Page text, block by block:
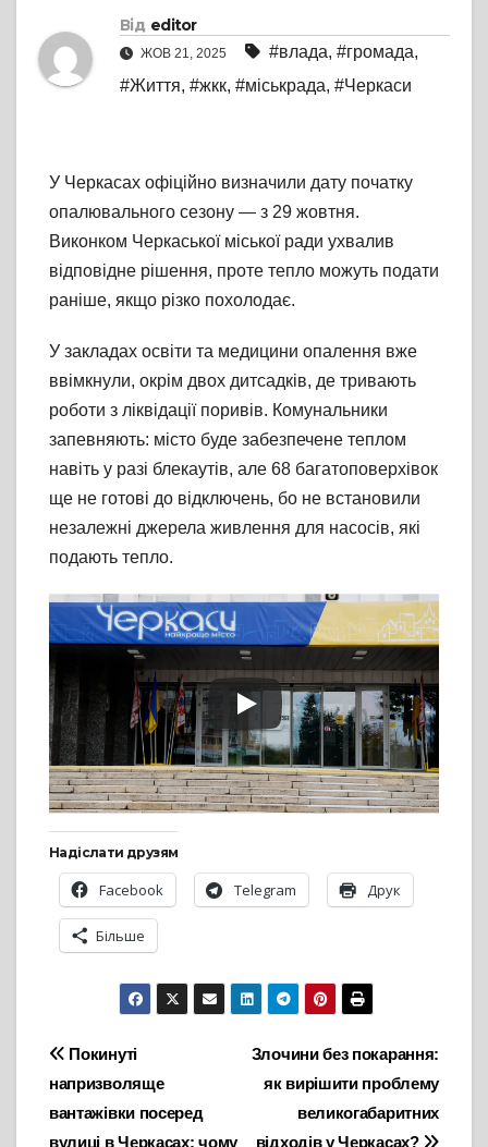
Від editor
ЖОВ 21, 2025 #влада, #громада,
#Життя, #жкк, #міськрада, #Черкаси
У Черкасах офіційно визначили дату початку
опалювального сезону — з 29 жовтня.
Виконком Черкаської міської ради ухвалив
відповідне рішення, проте тепло можуть подати
раніше, якщо різко похолодає.
У закладах освіти та медицини опалення вже
ввімкнули, окрім двох дитсадків, де тривають
роботи з ліквідації поривів. Комунальники
запевняють: місто буде забезпечене теплом
навіть у разі блекаутів, але 68 багатоповерхівок
ще не готові до відключень, бо не встановили
незалежні джерела живлення для насосів, які
подають тепло.
Надіслати друзям
Facebook Telegram Друк
Більше
Навігація
записів
Злочини без покарання:
як вирішити проблему
великогабаритних
відходів у Черкасах?
Покинуті
напризволяще
вантажівки посеред
вулиці в Черкасах: чому